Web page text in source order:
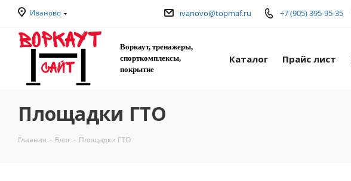
Иваново +7 (905) 395-95-35
ivanovo@topmaf.ru
Воркаут, тренажеры,
спорткомплексы,
покрытие
Каталог Прайс лист
Площадки ГТО
Главная - Блог - Площадки ГТО